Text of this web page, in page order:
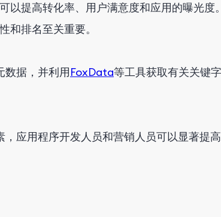
以提高转化率、用户满意度和应用的曝光度
和排名至关重要。
数据，并利用FoxData等工具获取有关关键
，应用程序开发人员和营销人员可以显著提